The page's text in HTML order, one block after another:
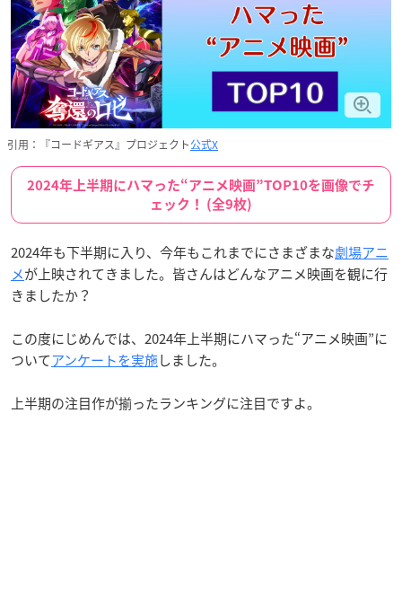
引用：『コードギアス』プロジェクト公式X
2024年上半期にハマった“アニメ映画”TOP10を画像でチ
ェック！ (全9枚)
2024年も下半期に入り、今年もこれまでにさまざまな劇場アニ
メが上映されてきました。皆さんはどんなアニメ映画を観に行
きましたか？
この度にじめんでは、2024年上半期にハマった“アニメ映画”に
ついてアンケートを実施しました。
上半期の注目作が揃ったランキングに注目ですよ。